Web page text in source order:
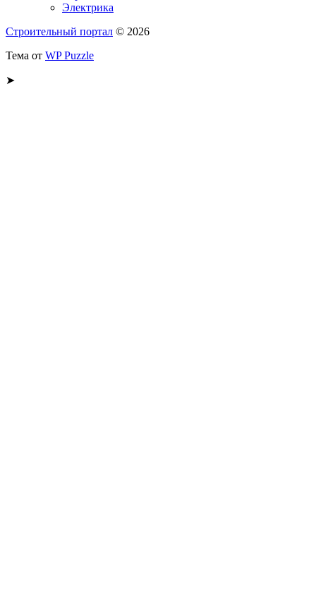
Электрика
Строительный портал © 2026
Тема от WP Puzzle
➤